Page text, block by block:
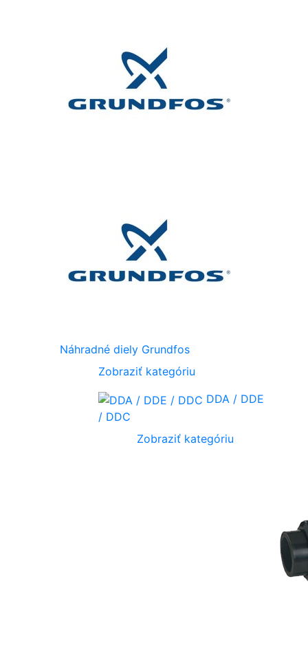
Náhradné diely Grundfos
Zobraziť kategóriu
DDA / DDE
/ DDC
Zobraziť kategóriu